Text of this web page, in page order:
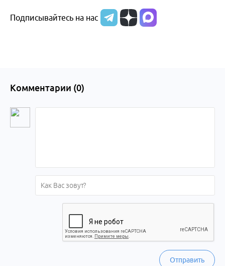
Подписывайтесь на нас
Комментарии (0)
Отправить